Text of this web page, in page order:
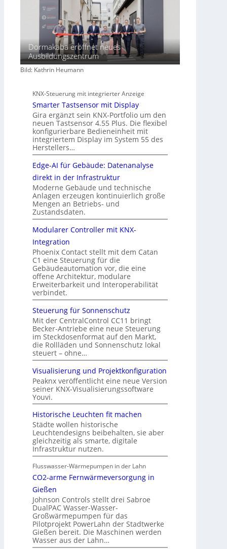
Dormakaba eröffnet neues
Ausbildungszentrum
Bild: Kathrin Heumann
KNX-Steuerung mit integrierter Anzeige
Smarter Tastsensor mit Display
Gira ergänzt sein KNX-Portfolio um den
neuen Tastsensor 4.55 Plus. Die flexibel
konfigurierbare Bedieneinheit mit
integriertem Display im System 55 des
Herstellers…
Edge-AI für Gebäude: Datenanalyse
direkt in der Infrastruktur
Moderne Gebäude und technische
Anlagen erzeugen kontinuierlich große
Mengen an Betriebs- und
Zustandsdaten.
Modularer Controller mit KNX-
Integration
Phoenix Contact stellt mit dem Catan
C1 eine Steuerung für die
Gebäudeautomation vor, die eine
offene Architektur, modulare
Erweiterbarkeit und Interoperabilität
verbindet.
Steuerung für Sonnenschutz
Mit der CentralControl CC11 bringt
Becker-Antriebe eine neue Steuerung
im Steckdosenformat auf den Markt,
die Rollläden und Sonnenschutz lokal
steuert – ohne…
Visualisierung und Projektkonfiguration
Peaknx veröffentlicht eine neue Version
seiner KNX-Visualisierungssoftware
Youvi.
Historische Leuchten fit machen
Städte wollen historische
Leuchtendesigns beibehalten, sie aber
gleichzeitig als smarte, digitale
Infrastruktur nutzen.
Flusswasser-Wärmepumpen in der Lahn
CO2-arme Fernwärmeversorgung in
Gießen
Johnson Controls stellt drei Sabroe
DualPAC Wasser-Wasser-
Großwärmepumpen für das
Pilotprojekt PowerLahn der Stadtwerke
Gießen bereit. Die Maschinen werden
Wasser aus der Lahn…